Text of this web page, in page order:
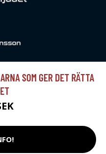
SOM GER DET RÄTTA